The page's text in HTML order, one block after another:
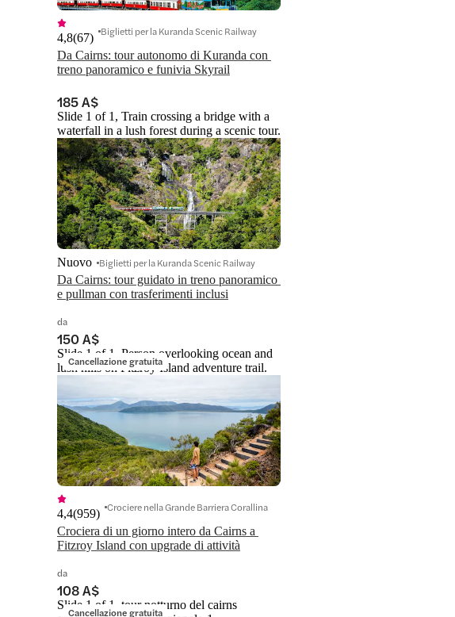
Da Cairns: tour autonomo di Kuranda con
treno panoramico e funivia Skyrail
4,8(67) Biglietti per la Kuranda Scenic Railway
185 A$
Slide 1 of 1, Train crossing a bridge with a
waterfall in a lush forest during a scenic tour.
Da Cairns: tour guidato in treno panoramico
e pullman con trasferimenti inclusi
Nuovo Biglietti per la Kuranda Scenic Railway
da
150 A$
Cancellazione gratuita
Slide 1 of 1, Person overlooking ocean and
lush hills on Fitzroy Island adventure trail.
Crociera di un giorno intero da Cairns a
Fitzroy Island con upgrade di attività
4,4(959) Crociere nella Grande Barriera Corallina
da
108 A$
Cancellazione gratuita
Slide 1 of 1, tour notturno del cairns